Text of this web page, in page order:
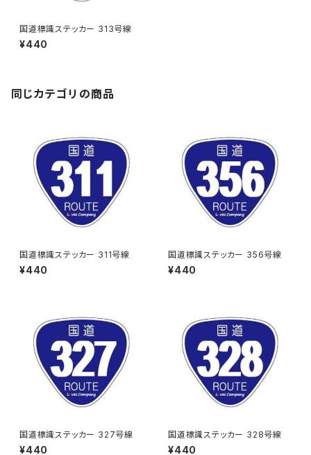
国道標識ステッカー 313号線
¥440
同じカテゴリの商品
国道標識ステッカー 311号線
¥440
国道標識ステッカー 356号線
¥440
国道標識ステッカー 327号線
¥440
国道標識ステッカー 328号線
¥440